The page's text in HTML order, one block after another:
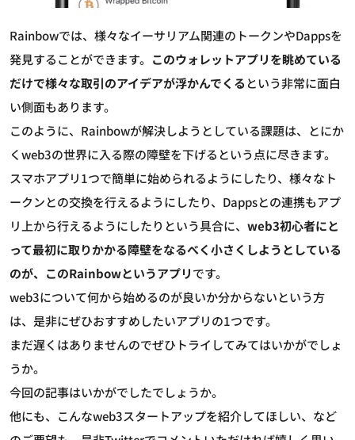
Rainbowでは、様々なイーサリアム関連のトークンやDappsを
発見することができます。 このウォレットアプリを眺めている
だけで様々な取引のアイデアが浮かんでくるという非常に面白
い側面もあります。
このように、Rainbowが解決しようとしている課題は、とにか
くweb3の世界に入る際の障壁を下げるという点に尽きます。
スマホアプリ1つで簡単に始められるようにしたり、様々なト
ークンとの交換を行えるようにしたり、Dappsとの連携もアプ
リ上から行えるようにしたりという具合に、 web3初心者にと
って最初に取りかかる障壁をなるべく小さくしようとしている
のが、このRainbowというアプリです。
web3について何から始めるのが良いか分からないという方
は、是非にぜひおすすめしたいアプリの1つです。
まだ遅くはありませんのでぜひトライしてみてはいかがでしょ
うか。
今回の記事はいかがでしたでしょうか。
他にも、こんなweb3スタートアップを紹介してほしい、など